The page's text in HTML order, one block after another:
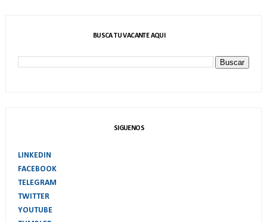
BUSCA TU VACANTE AQUI
SIGUENOS
LINKEDIN
FACEBOOK
TELEGRAM
TWITTER
YOUTUBE